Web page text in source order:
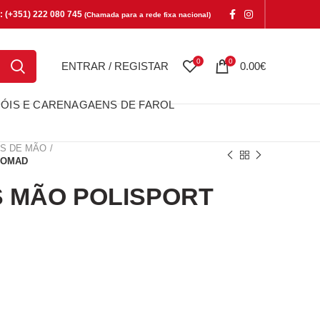
(+351) 222 080 745 (Chamada para a rede fixa nacional)
ENTRAR / REGISTAR 0 0 0.00€
E CARENAGAENS DE FAROL
DE MÃO
MÃO POLISPORT